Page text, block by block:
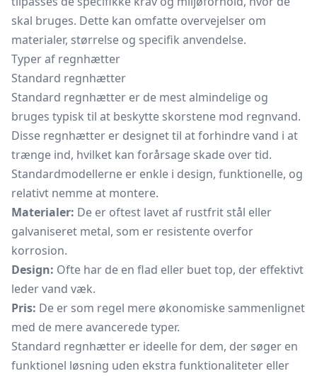
skal bruges. Dette kan omfatte overvejelser om
materialer, størrelse og specifik anvendelse.
Typer af regnhætter
Standard regnhætter
Standard regnhætter er de mest almindelige og
bruges typisk til at beskytte skorstene mod regnvand.
Disse regnhætter er designet til at forhindre vand i at
trænge ind, hvilket kan forårsage skade over tid.
Standardmodellerne er enkle i design, funktionelle, og
relativt nemme at montere.
Materialer: De er oftest lavet af rustfrit stål eller
galvaniseret metal, som er resistente overfor
korrosion.
Design: Ofte har de en flad eller buet top, der effektivt
leder vand væk.
Pris: De er som regel mere økonomiske sammenlignet
med de mere avancerede typer.
Standard regnhætter er ideelle for dem, der søger en
funktionel løsning uden ekstra funktionaliteter eller